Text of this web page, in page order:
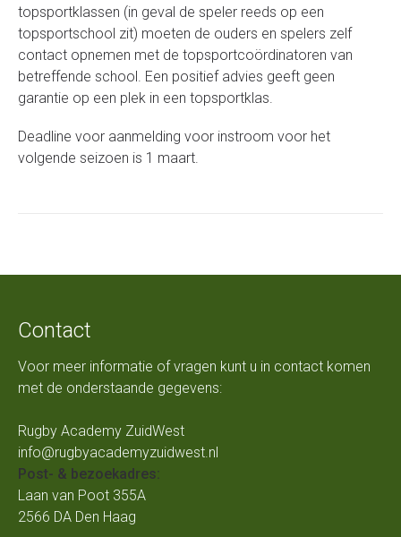
topsportklassen (in geval de speler reeds op een
topsportschool zit) moeten de ouders en spelers zelf
contact opnemen met de topsportcoördinatoren van
betreffende school. Een positief advies geeft geen
garantie op een plek in een topsportklas.
Deadline voor aanmelding voor instroom voor het
volgende seizoen is 1 maart.
Contact
Voor meer informatie of vragen kunt u in contact komen
met de onderstaande gegevens:
Rugby Academy ZuidWest
info@rugbyacademyzuidwest.nl
Post- & bezoekadres:
Laan van Poot 355A
2566 DA Den Haag